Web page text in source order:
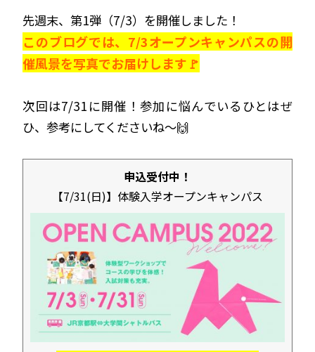
先週末、第1弾（7/3）を開催しました！
このブログでは、7/3オープンキャンパスの開
催風景を写真でお届けします🚩
次回は7/31に開催！参加に悩んでいるひとはぜ
ひ、参考にしてくださいね～🙌
申込受付中！
【7/31(日)】体験入学オープンキャンパス